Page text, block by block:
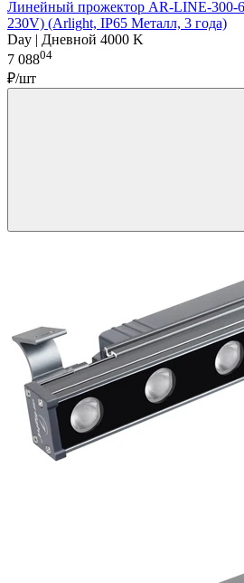
Линейный прожектор AR-LINE-300-
230V) (Arlight, IP65 Металл, 3 года)
Day | Дневной 4000 K
7 08804
₽/шт